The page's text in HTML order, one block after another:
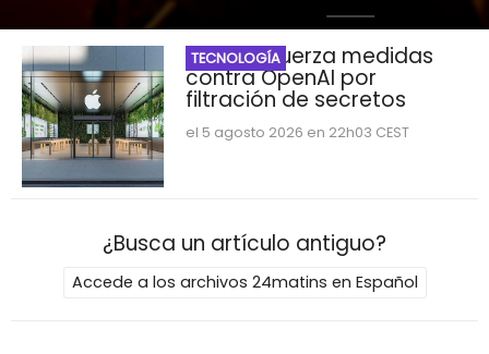
TECNOLOGÍA
Apple refuerza medidas
contra OpenAI por
filtración de secretos
el 5 agosto 2026 en 22h03 CEST
¿Busca un artículo antiguo?
Accede a los archivos 24matins en Español